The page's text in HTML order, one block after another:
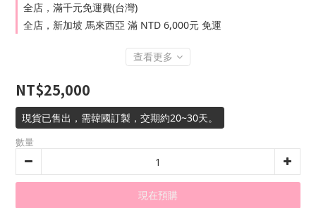
全店，滿千元免運費(台灣)
全店，新加坡 馬來西亞 滿 NTD 6,000元 免運
查看更多
NT$25,000
現貨已售出，需韓國訂製，交期約20~30天。
數量
現在預購